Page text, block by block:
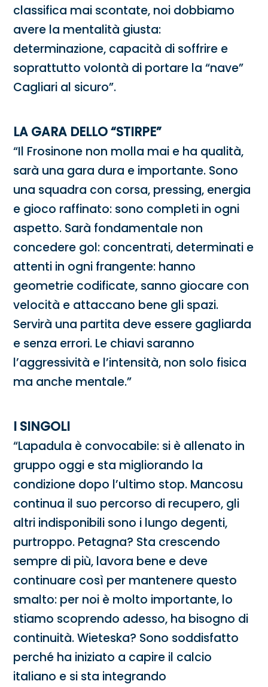
classifica mai scontate, noi dobbiamo
avere la mentalità giusta:
determinazione, capacità di soffrire e
soprattutto volontà di portare la “nave”
Cagliari al sicuro”.
LA GARA DELLO “STIRPE”
“Il Frosinone non molla mai e ha qualità,
sarà una gara dura e importante. Sono
una squadra con corsa, pressing, energia
e gioco raffinato: sono completi in ogni
aspetto. Sarà fondamentale non
concedere gol: concentrati, determinati e
attenti in ogni frangente: hanno
geometrie codificate, sanno giocare con
velocità e attaccano bene gli spazi.
Servirà una partita deve essere gagliarda
e senza errori. Le chiavi saranno
l’aggressività e l’intensità, non solo fisica
ma anche mentale.”
I SINGOLI
“Lapadula è convocabile: si è allenato in
gruppo oggi e sta migliorando la
condizione dopo l’ultimo stop. Mancosu
continua il suo percorso di recupero, gli
altri indisponibili sono i lungo degenti,
purtroppo. Petagna? Sta crescendo
sempre di più, lavora bene e deve
continuare così per mantenere questo
smalto: per noi è molto importante, lo
stiamo scoprendo adesso, ha bisogno di
continuità. Wieteska? Sono soddisfatto
perché ha iniziato a capire il calcio
italiano e si sta integrando